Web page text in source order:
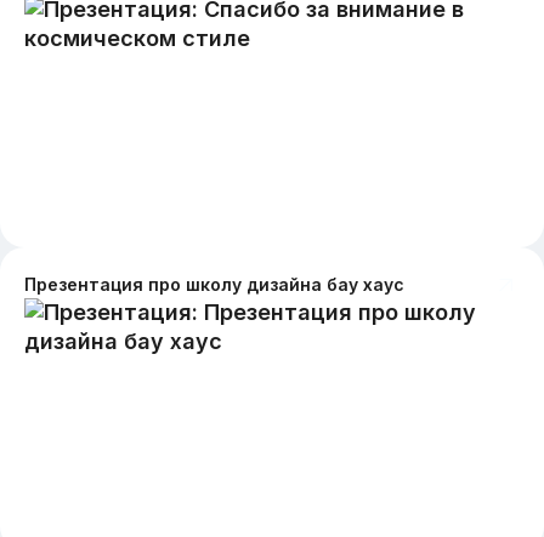
Презентация про школу дизайна бау хаус